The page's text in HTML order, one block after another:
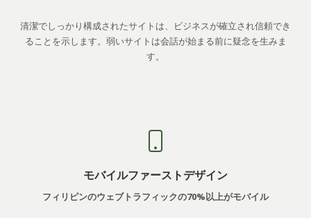
清潔でしっかり構成されたサイトは、ビジネスが確立され信頼でき
ることを示します。弱いサイトは会話が始まる前に疑念を生みま
す。
モバイルファーストデザイン
フィリピンのウェブトラフィックの70%以上がモバイル